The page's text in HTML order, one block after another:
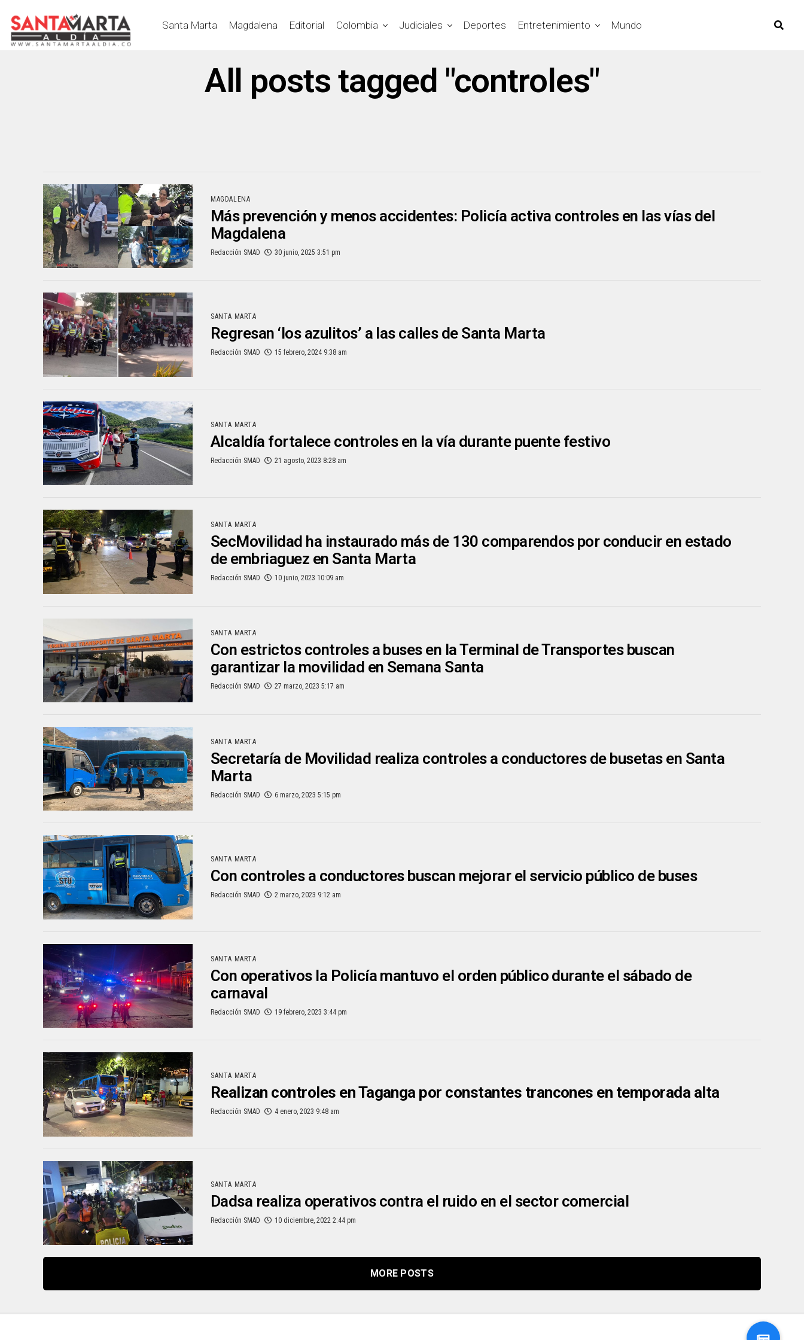
Santa Marta Magdalena Editorial Colombia Judiciales Deportes Entretenimiento Mundo
All posts tagged "controles"
MAGDALENA
Más prevención y menos accidentes: Policía activa controles en las vías del
Magdalena
Redacción SMAD 30 junio, 2025 3:51 pm
SANTA MARTA
Regresan ‘los azulitos’ a las calles de Santa Marta
Redacción SMAD 15 febrero, 2024 9:38 am
SANTA MARTA
Alcaldía fortalece controles en la vía durante puente festivo
Redacción SMAD 21 agosto, 2023 8:28 am
SANTA MARTA
SecMovilidad ha instaurado más de 130 comparendos por conducir en estado
de embriaguez en Santa Marta
Redacción SMAD 10 junio, 2023 10:09 am
SANTA MARTA
Con estrictos controles a buses en la Terminal de Transportes buscan
garantizar la movilidad en Semana Santa
Redacción SMAD 27 marzo, 2023 5:17 am
SANTA MARTA
Secretaría de Movilidad realiza controles a conductores de busetas en Santa
Marta
Redacción SMAD 6 marzo, 2023 5:15 pm
SANTA MARTA
Con controles a conductores buscan mejorar el servicio público de buses
Redacción SMAD 2 marzo, 2023 9:12 am
SANTA MARTA
Con operativos la Policía mantuvo el orden público durante el sábado de
carnaval
Redacción SMAD 19 febrero, 2023 3:44 pm
SANTA MARTA
Realizan controles en Taganga por constantes trancones en temporada alta
Redacción SMAD 4 enero, 2023 9:48 am
SANTA MARTA
Dadsa realiza operativos contra el ruido en el sector comercial
Redacción SMAD 10 diciembre, 2022 2:44 pm
MORE POSTS